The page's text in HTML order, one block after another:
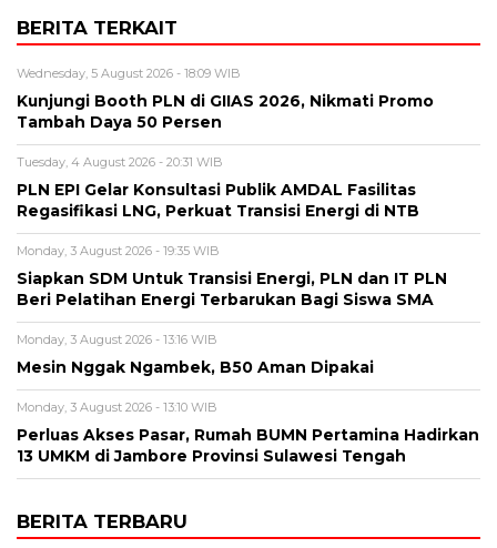
BERITA TERKAIT
Wednesday, 5 August 2026 - 18:09 WIB
Kunjungi Booth PLN di GIIAS 2026, Nikmati Promo
Tambah Daya 50 Persen
Tuesday, 4 August 2026 - 20:31 WIB
PLN EPI Gelar Konsultasi Publik AMDAL Fasilitas
Regasifikasi LNG, Perkuat Transisi Energi di NTB
Monday, 3 August 2026 - 19:35 WIB
Siapkan SDM Untuk Transisi Energi, PLN dan IT PLN
Beri Pelatihan Energi Terbarukan Bagi Siswa SMA
Monday, 3 August 2026 - 13:16 WIB
Mesin Nggak Ngambek, B50 Aman Dipakai
Monday, 3 August 2026 - 13:10 WIB
Perluas Akses Pasar, Rumah BUMN Pertamina Hadirkan
13 UMKM di Jambore Provinsi Sulawesi Tengah
BERITA TERBARU